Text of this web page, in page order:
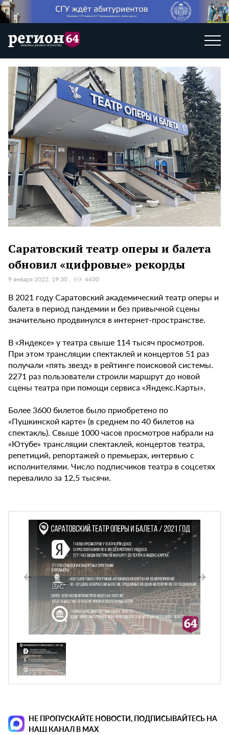
Саратовский театр оперы и балета
обновил «цифровые» рекорды
9 января 2022, 19:30 4430
В 2021 году Саратовский академический театр оперы и
балета в период пандемии и без привычной сцены
значительно продвинулся в интернет-пространстве.
В «Яндексе» у театра свыше 114 тысяч просмотров.
При этом трансляции спектаклей и концертов 51 раз
получали «пять звезд» в рейтинге поисковой системы.
2271 раз пользователи строили маршрут до новой
сцены театра при помощи сервиса «Яндекс.Карты».
Более 3600 билетов было приобретено по
«Пушкинской карте» (в среднем по 40 билетов на
спектакль). Свыше 1000 часов просмотров набрали на
«Ютубе» трансляции спектаклей, концертов театра,
репетиций, репортажей о премьерах, интервью с
исполнителями. Число подписчиков театра в соцсетях
перевалило за 12,5 тысячи.
НЕ ПРОПУСКАЙТЕ НОВОСТИ, ПОДПИСЫВАЙТЕСЬ НА
НАШ КАНАЛ В MAX